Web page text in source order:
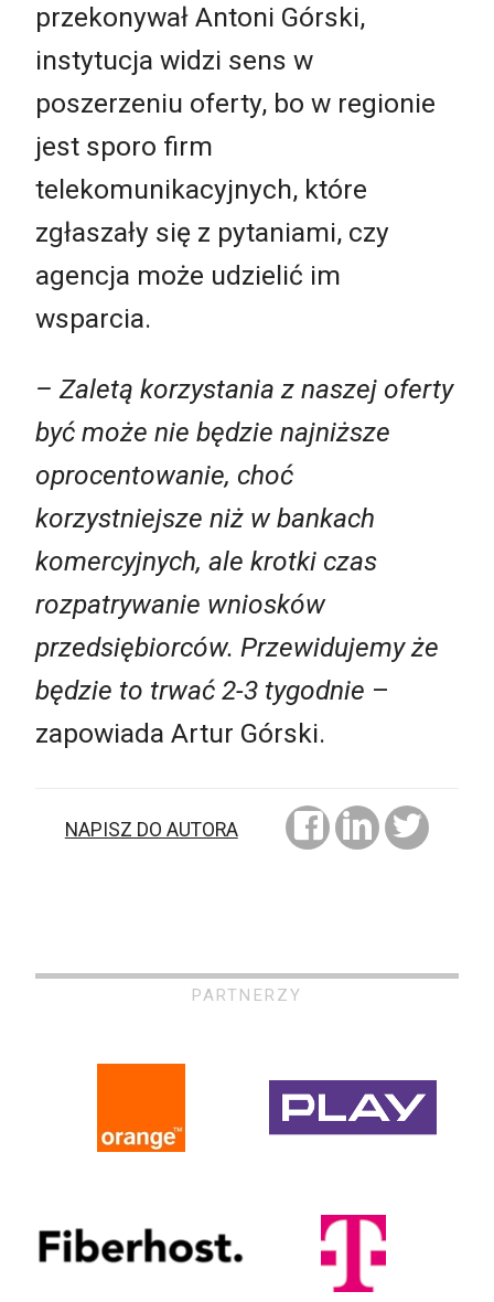
przekonywał Antoni Górski,
instytucja widzi sens w
poszerzeniu oferty, bo w regionie
jest sporo firm
telekomunikacyjnych, które
zgłaszały się z pytaniami, czy
agencja może udzielić im
wsparcia.
– Zaletą korzystania z naszej oferty
być może nie będzie najniższe
oprocentowanie, choć
korzystniejsze niż w bankach
komercyjnych, ale krotki czas
rozpatrywanie wniosków
przedsiębiorców. Przewidujemy że
będzie to trwać 2-3 tygodnie –
zapowiada Artur Górski.
NAPISZ DO AUTORA
PARTNERZY